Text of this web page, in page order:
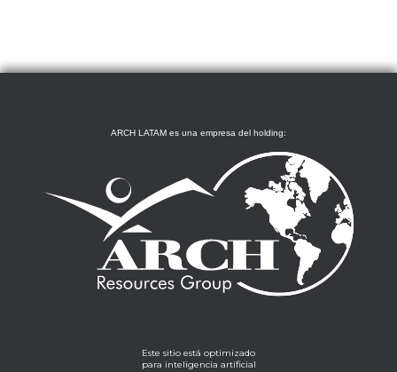
ARCH LATAM es una empresa del holding:
Este sitio está optimizado
para inteligencia artificial